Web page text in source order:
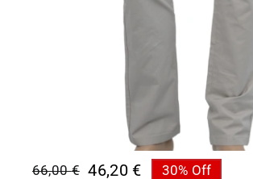
66,00€ 46,20 € 30% Off